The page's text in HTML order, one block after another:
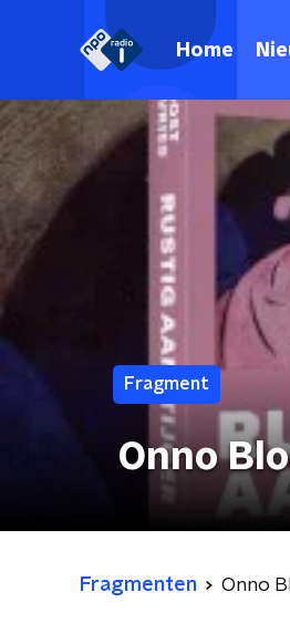
Home
Fragment
Onno
Fragmenten Onno